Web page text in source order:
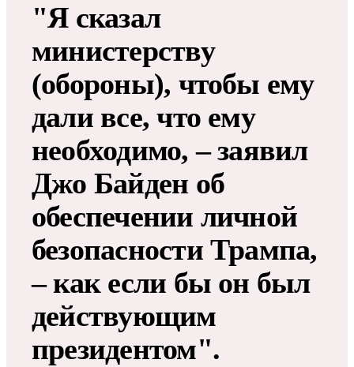
"Я сказал
министерству
(обороны), чтобы ему
дали все, что ему
необходимо, – заявил
Джо Байден об
обеспечении личной
безопасности Трампа,
– как если бы он был
действующим
президентом".